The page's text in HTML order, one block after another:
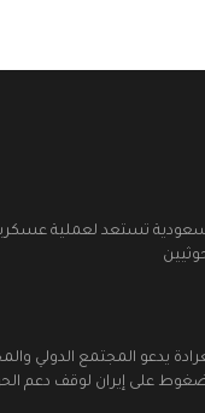
تستعد لعملية
يدعو المجتمع الدولي
على إيران لوقف دعم